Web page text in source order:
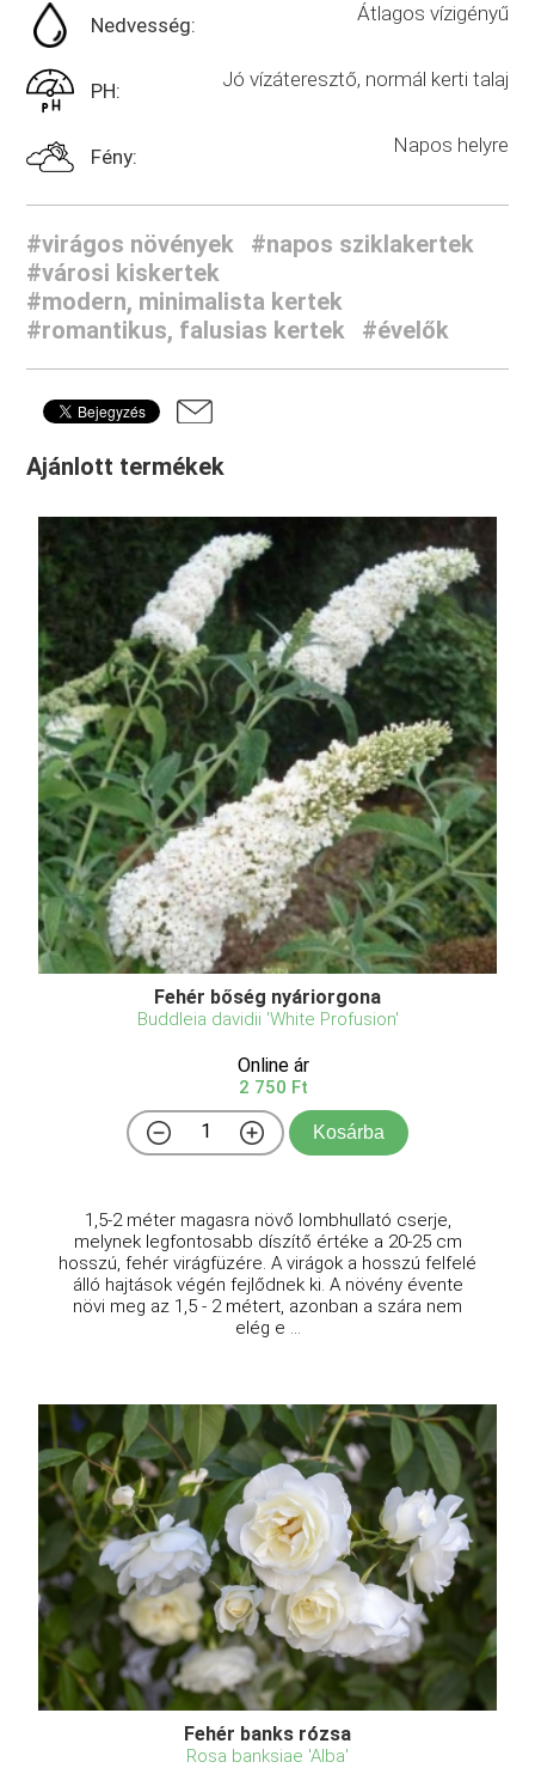
Nedvesség: Átlagos vízigényű
PH: Jó vízáteresztő, normál kerti talaj
Fény: Napos helyre
#virágos növények
#napos sziklakertek
#városi kiskertek
#modern, minimalista kertek
#romantikus, falusias kertek
#évelők
Ajánlott termékek
Fehér bőség nyáriorgona
Buddleia davidii 'White Profusion'
Online ár
2 750 Ft
Kosárba
1,5-2 méter magasra növő lombhullató cserje,
melynek legfontosabb díszítő értéke a 20-25 cm
hosszú, fehér virágfüzére. A virágok a hosszú felfelé
álló hajtások végén fejlődnek ki. A növény évente
növi meg az 1,5 - 2 métert, azonban a szára nem
elég e ...
Fehér banks rózsa
Rosa banksiae 'Alba'